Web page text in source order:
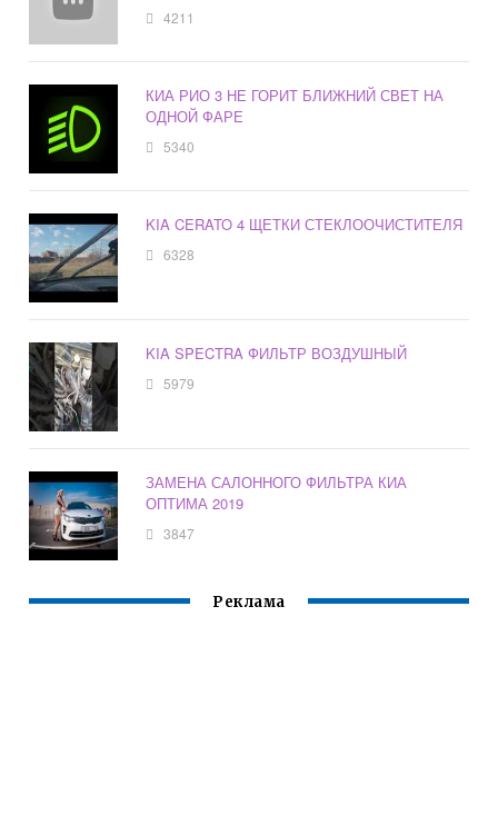
4211
КИА РИО 3 НЕ ГОРИТ БЛИЖНИЙ СВЕТ НА
ОДНОЙ ФАРЕ
5340
KIA CERATO 4 ЩЕТКИ СТЕКЛООЧИСТИТЕЛЯ
6328
KIA SPECTRA ФИЛЬТР ВОЗДУШНЫЙ
5979
ЗАМЕНА САЛОННОГО ФИЛЬТРА КИА
ОПТИМА 2019
3847
Реклама